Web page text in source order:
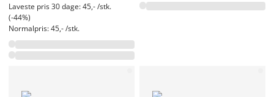
Laveste pris 30 dage: 45,- /stk.
(-44%)
Normalpris: 45,- /stk.